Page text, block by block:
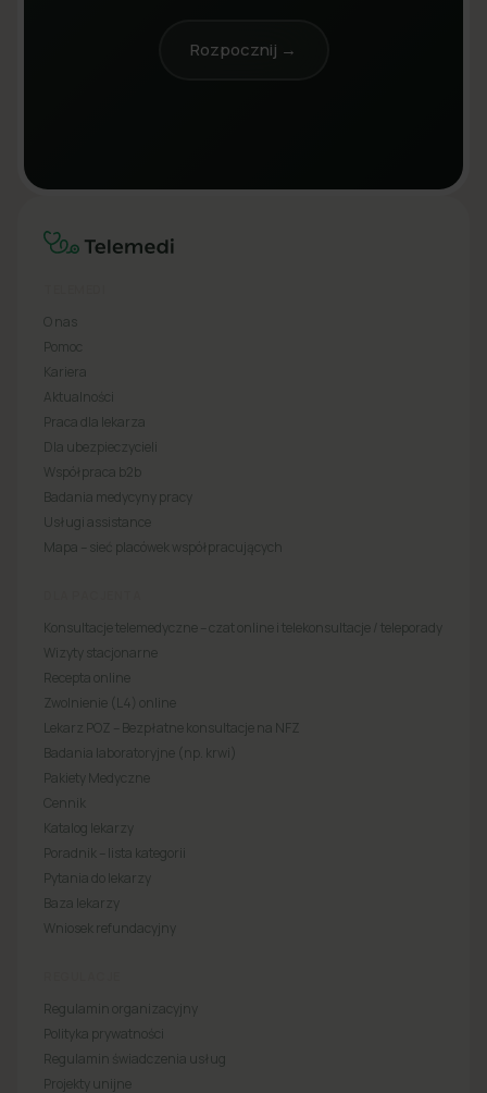
Rozpocznij →
O nas
Pomoc
Kariera
Aktualności
Praca dla lekarza
Dla ubezpieczycieli
Współpraca b2b
Badania medycyny pracy
Usługi assistance
Mapa – sieć placówek współpracujących
Konsultacje telemedyczne – czat online i telekonsultacje / teleporady
Wizyty stacjonarne
Recepta online
Zwolnienie (L4) online
Lekarz POZ – Bezpłatne konsultacje na NFZ
Badania laboratoryjne (np. krwi)
Pakiety Medyczne
Cennik
Katalog lekarzy
Poradnik – lista kategorii
Pytania do lekarzy
Baza lekarzy
Wniosek refundacyjny
Regulamin organizacyjny
Polityka prywatności
Regulamin świadczenia usług
Projekty unijne